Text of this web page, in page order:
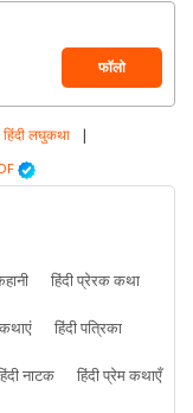
फॉलो
हिंदी लघुकथा |
हिंदी प्रेरक कथा
हिंदी पत्रिका
नाटक
हिंदी प्रेम कथाएँ